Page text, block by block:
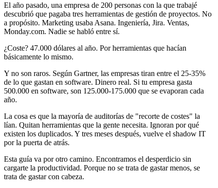
El año pasado, una empresa de 200 personas con la que trabajé
descubrió que pagaba tres herramientas de gestión de proyectos. No
a propósito. Marketing usaba Asana. Ingeniería, Jira. Ventas,
Monday.com. Nadie se habló entre sí.
¿Coste? 47.000 dólares al año. Por herramientas que hacían
básicamente lo mismo.
Y no son raros. Según Gartner, las empresas tiran entre el 25-35%
de lo que gastan en software. Dinero real. Si tu empresa gasta
500.000 en software, son 125.000-175.000 que se evaporan cada
año.
La cosa es que la mayoría de auditorías de "recorte de costes" la
lían. Quitan herramientas que la gente necesita. Ignoran por qué
existen los duplicados. Y tres meses después, vuelve el shadow IT
por la puerta de atrás.
Esta guía va por otro camino. Encontramos el desperdicio sin
cargarte la productividad. Porque no se trata de gastar menos, se
trata de gastar con cabeza.